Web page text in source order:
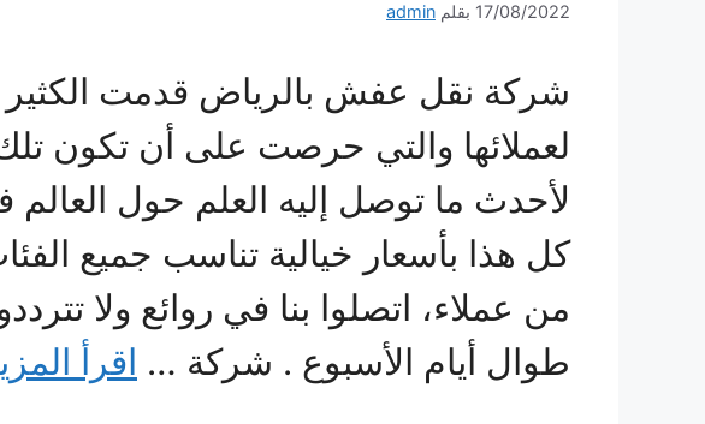
17/08/2022 بقلم admin
شركة نقل عفش بالرياض قدمت الكثير
لعملائها والتي حرصت على أن تكون
لأحدث ما توصل إليه العلم حول
كل هذا بأسعار خيالية تناسب جميع
من عملاء، اتصلوا بنا في روائع ولا
طوال أيام الأسبوع . شركة … اقرأ